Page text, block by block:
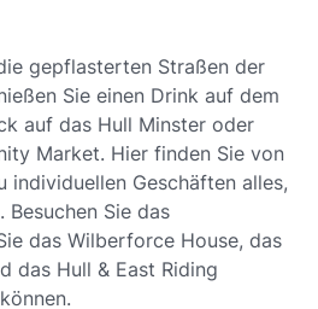
gepflasterten Straßen der
Sie einen Drink auf dem
auf das Hull Minster oder
Market. Hier finden Sie von
individuellen Geschäften alles,
Sie das
das Wilberforce House, das
das Hull & East Riding